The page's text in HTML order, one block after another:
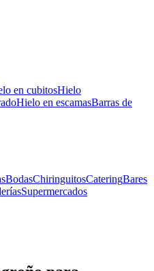
en cubitosHielo
Hielo en escamasBarras de
BodasChiringuitosCateringBares
Supermercados